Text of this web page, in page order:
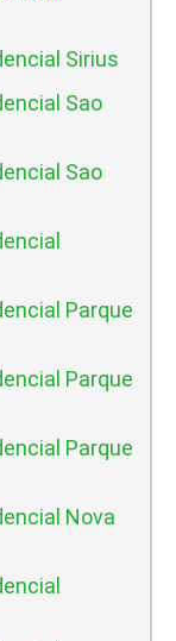
Sirius
Sao
Sao
Parque
Parque
Parque
Nova